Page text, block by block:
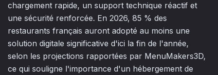
chargement rapide, un support technique réactif et
une sécurité renforcée. En 2026, 85 % des
restaurants français auront adopté au moins une
solution digitale significative d'ici la fin de l'année,
selon les projections rapportées par MenuMakers3D,
ce qui souligne l'importance d'un hébergement de